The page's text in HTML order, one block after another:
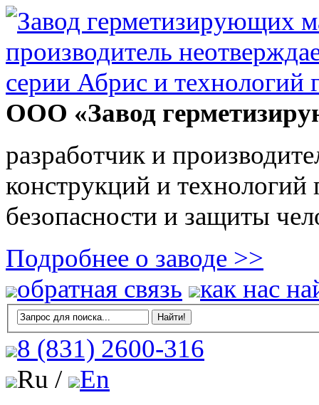
ООО «Завод
разработчик и
конструкций и
безопасности и защиты
Подробнее о заводе >>
обратная связь
как нас
8 (831) 2600-316
Ru /
En